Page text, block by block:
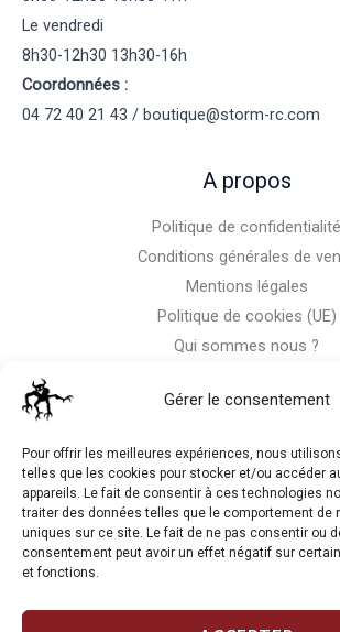
Gérer le consentement
Pour offrir les meilleures expériences, nous
telles que les cookies pour stocker et/ou accéder
appareils. Le fait de consentir à ces technologies
traiter des données telles que le comportement de
uniques sur ce site. Le fait de ne pas consentir ou
consentement peut avoir un effet négatif sur
et fonctions.
Le vendredi
8h30-12h30 13h30-16h
Coordonnées :
04 72 40 21 43 / boutique@storm-rc.com
A propos
Politique de confidentialité
Conditions générales de
Mentions légales
Politique de cookies (UE)
Qui sommes nous ?
La RC n'est pas notre seule passion, venez
de motos